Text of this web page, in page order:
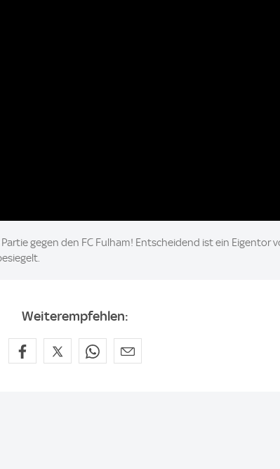
gegen den FC Fulham! Entscheidend ist ein Eigentor
Weiterempfehlen: